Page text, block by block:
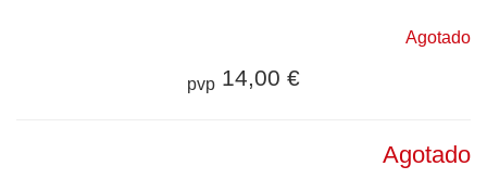
Agotado
pvp 14,00 €
Agotado